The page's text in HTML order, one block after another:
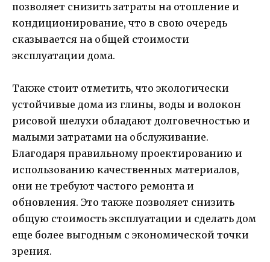
позволяет снизить затраты на отопление и
кондиционирование, что в свою очередь
сказывается на общей стоимости
эксплуатации дома.
Также стоит отметить, что экологически
устойчивые дома из глины, воды и волокон
рисовой шелухи обладают долговечностью и
малыми затратами на обслуживание.
Благодаря правильному проектированию и
использованию качественных материалов,
они не требуют частого ремонта и
обновления. Это также позволяет снизить
общую стоимость эксплуатации и сделать дом
еще более выгодным с экономической точки
зрения.